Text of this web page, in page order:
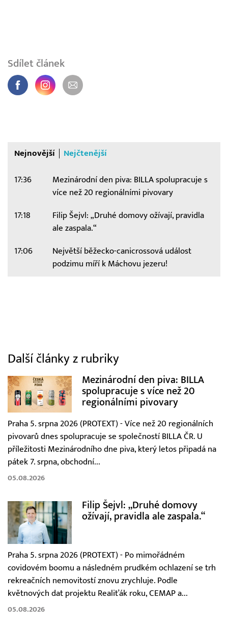
Sdílet článek
Nejnovější Nejčtenější
17:36
Mezinárodní den piva: BILLA spolupracuje s
více než 20 regionálními pivovary
17:18
Filip Šejvl: „Druhé domovy ožívají, pravidla
ale zaspala.“
17:06
Největší běžecko-canicrossová událost
podzimu míří k Máchovu jezeru!
Další články z rubriky
Mezinárodní den piva: BILLA
spolupracuje s více než 20
regionálními pivovary
Praha 5. srpna 2026 (PROTEXT) - Více než 20 regionálních
pivovarů dnes spolupracuje se společností BILLA ČR. U
příležitosti Mezinárodního dne piva, který letos připadá na
pátek 7. srpna, obchodní...
05.08.2026
Filip Šejvl: „Druhé domovy
ožívají, pravidla ale zaspala.“
Praha 5. srpna 2026 (PROTEXT) - Po mimořádném
covidovém boomu a následném prudkém ochlazení se trh
rekreačních nemovitostí znovu zrychluje. Podle
květnových dat projektu Realiťák roku, CEMAP a...
05.08.2026